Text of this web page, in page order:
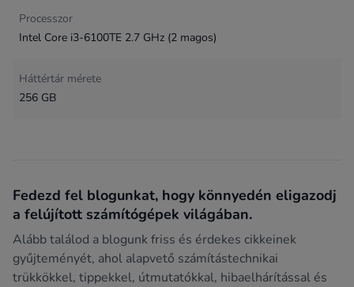
Processzor
Intel Core i3-6100TE 2.7 GHz (2 magos)
Háttértár mérete
256 GB
Fedezd fel blogunkat, hogy könnyedén eligazodj
a felújított számítógépek világában.
Alább találod a blogunk friss és érdekes cikkeinek
gyűjteményét, ahol alapvető számítástechnikai
trükkökkel, tippekkel, útmutatókkal, hibaelhárítással és